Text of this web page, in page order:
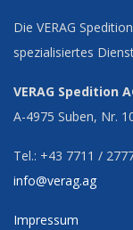
Die VERAG
spezialisiertes
VERAG Spedition
A-4975 Suben, Nr.
Tel.: +43 7711 /
info@verag.ag
Impressum